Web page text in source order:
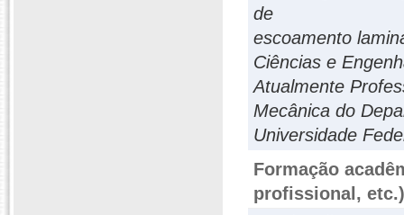
de
escoamento
Ciências e
Atualmente
Mecânica do
Universidade
Formação
profissional, etc.)